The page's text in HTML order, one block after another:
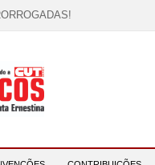
descrição!
HORA DE UNIÃO E